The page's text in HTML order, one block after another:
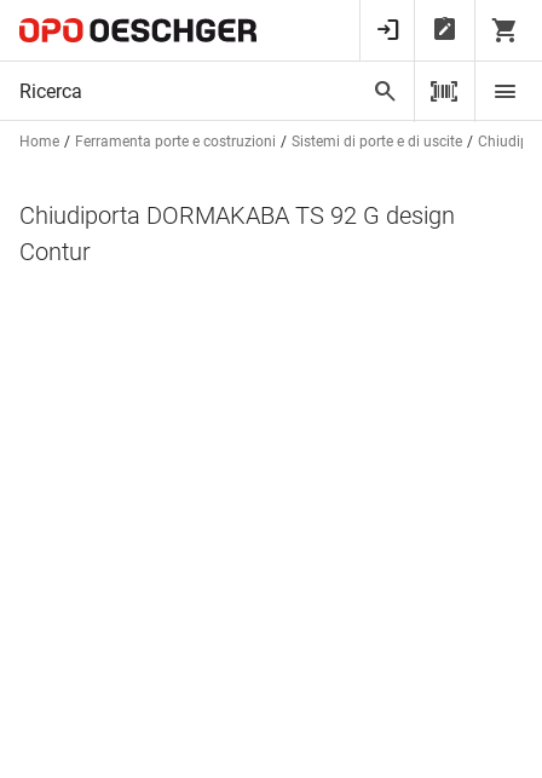
Home Ferramenta porte e costruzioni Sistemi di porte e di uscite
Chiudiporta DORMAKABA TS 92 G design
Contur